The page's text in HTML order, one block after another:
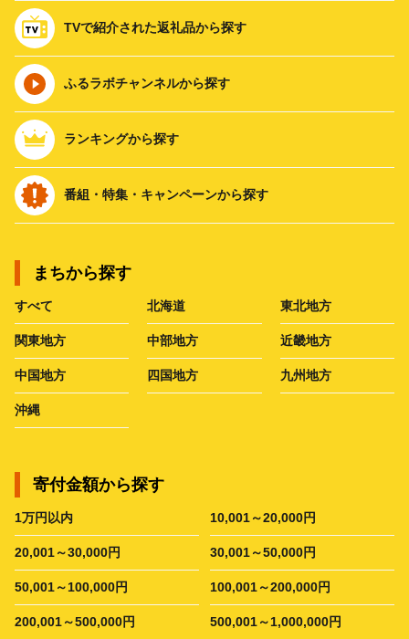
TVで紹介された返礼品から探す
ふるラボチャンネルから探す
ランキングから探す
番組・特集・キャンペーンから探す
まちから探す
すべて 北海道 東北地方
関東地方 中部地方 近畿地方
中国地方 四国地方 九州地方
沖縄
寄付金額から探す
1万円以内 10,001～20,000円
20,001～30,000円 30,001～50,000円
50,001～100,000円 100,001～200,000円
200,001～500,000円 500,001～1,000,000円